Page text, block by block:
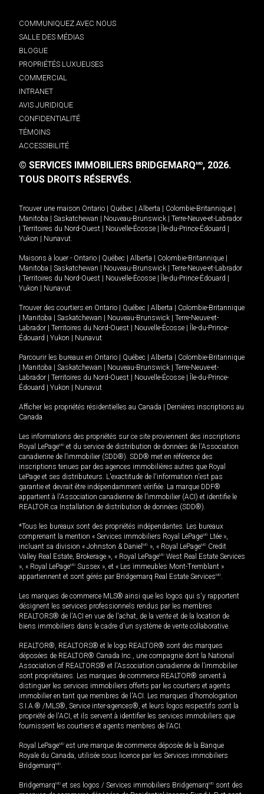
COMMUNIQUEZ AVEC NOUS
SALLE DES MÉDIAS
BLOGUE
PROPRIÉTÉS LUXUEUSES
COMMERCIAL
INTRANET
AVIS JURIDIQUE
CONFIDENTIALITÉ
TÉMOINS
ACCESSIBILITÉ
© SERVICES IMMOBILIERS BRIDGEMARQMD, 2026.
TOUS DROITS RÉSERVÉS.
Trouver une maison Ontario Québec Alberta Colombie-Britannique
Manitoba
Saskatchewan Nouveau-Brunswick
Terre-Neuve-et-Labrador
Territoires du Nord-Ouest Nouvelle-Écosse Île-du-Prince-Édouard
Yukon
Nunavut.
Maisons à louer - Ontario Québec Alberta Colombie-Britannique
Manitoba
Saskatchewan Nouveau-Brunswick
Terre-Neuve-et-Labrador
Territoires du Nord-Ouest Nouvelle-Écosse Île-du-Prince-Édouard
Yukon
Nunavut.
Trouver des courtiers en Ontario Québec Alberta
Colombie-Britannique
Manitoba Saskatchewan Nouveau-Brunswick
Terre-Neuve-et-
Labrador
Territoires du Nord-Ouest Nouvelle-Écosse
Île-du-Prince-
Édouard
Yukon Nunavut
Parcourir les bureaux en Ontario Québec Alberta
Colombie-Britannique
Manitoba Saskatchewan Nouveau-Brunswick
Terre-Neuve-et-
Labrador
Territoires du Nord-Ouest Nouvelle-Écosse
Île-du-Prince-
Édouard
Yukon Nunavut
Afficher les propriétés résidentielles au Canada
Dernières inscriptions au
Canada
Les informations des propriétés sur ce site proviennent des inscriptions
Royal LePageMD et du service de distribution de données de l'Association
canadienne de l’immobilier (SDD®). SDD® met en référence des
inscriptions tenues par des agences immobilières autres que Royal
LePage et ses distributeurs. L'exactitude de l'information n'est pas
garantie et devrait être indépendamment vérifiée. La marque DDF®
appartient à l'Association canadienne de l’immobilier (ACI) et identifie le
REALTOR.ca Installation de distribution de données (SDD®).
*Tous les bureaux sont des propriétés indépendantes. Les bureaux
comprenant la mention « Services immobiliers Royal LePageMD Ltée »,
incluant sa division « Johnston & Daniel MD », « Royal LePageMD Credit
Valley Real Estate, Brokerage », « Royal LePageMD West Real Estate Services
», « Royal LePageMD Sussex », et « Les immeubles Mont-Tremblant »
appartiennent et sont gérés par Bridgemarq Real Estate ServicesMD.
Les marques de commerce MLS® ainsi que les logos qui s'y rapportent
désignent les services professionnels rendus par les membres
REALTORS® de l'ACI en vue de l'achat, de la vente et de la location de
biens immobiliers dans le cadre d'un système de vente collaborative.
REALTOR®, REALTORS® et le logo REALTOR® sont des marques
déposées de REALTOR® Canada Inc., une compagnie dont la National
Association of REALTORS® et l'Association canadienne de l’immobilier
sont propriétaires. Les marques de commerce REALTOR® servent à
distinguer les services immobiliers offerts par les courtiers et agents
immobilier en tant que membres de l'ACI. Les marques d'homologation
S.I.A.® /MLS®, Service inter-agences®, et leurs logos respectifs sont la
propriété de l'ACI, et ils servent à identifier les services immobiliers que
fournissent les courtiers et agents membres de l'ACI.
Royal LePageMD est une marque de commerce déposée de la Banque
Royale du Canada, utilisée sous licence par les Services immobiliers
BridgemarqMD.
BridgemarqMD et ses logos / Services immobiliers BridgemarqMD sont des